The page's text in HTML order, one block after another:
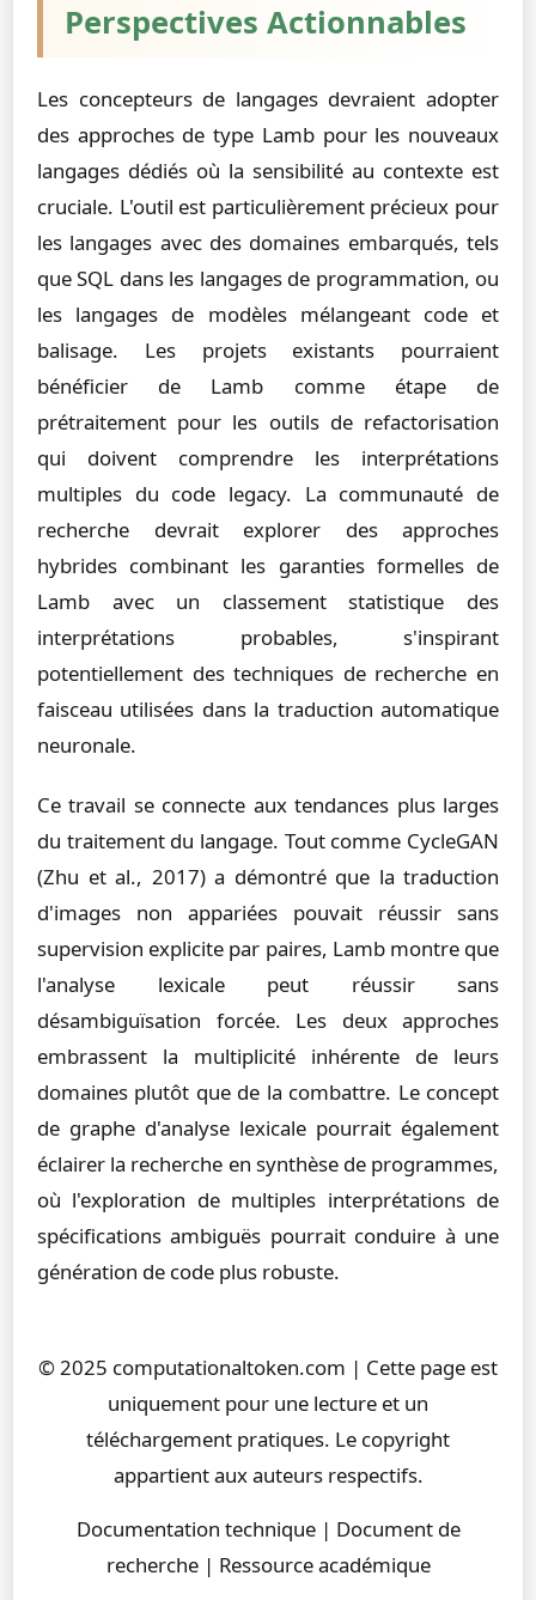
Perspectives Actionnables
Les concepteurs de langages devraient adopter
des approches de type Lamb pour les nouveaux
langages dédiés où la sensibilité au contexte est
cruciale. L'outil est particulièrement précieux pour
les langages avec des domaines embarqués, tels
que SQL dans les langages de programmation, ou
les langages de modèles mélangeant code et
balisage. Les projets existants pourraient
bénéficier de Lamb comme étape de
prétraitement pour les outils de refactorisation
qui doivent comprendre les interprétations
multiples du code legacy. La communauté de
recherche devrait explorer des approches
hybrides combinant les garanties formelles de
Lamb avec un classement statistique des
interprétations probables, s'inspirant
potentiellement des techniques de recherche en
faisceau utilisées dans la traduction automatique
neuronale.
Ce travail se connecte aux tendances plus larges
du traitement du langage. Tout comme CycleGAN
(Zhu et al., 2017) a démontré que la traduction
d'images non appariées pouvait réussir sans
supervision explicite par paires, Lamb montre que
l'analyse lexicale peut réussir sans
désambiguïsation forcée. Les deux approches
embrassent la multiplicité inhérente de leurs
domaines plutôt que de la combattre. Le concept
de graphe d'analyse lexicale pourrait également
éclairer la recherche en synthèse de programmes,
où l'exploration de multiples interprétations de
spécifications ambiguës pourrait conduire à une
génération de code plus robuste.
© 2025 computationaltoken.com | Cette page est
uniquement pour une lecture et un
téléchargement pratiques. Le copyright
appartient aux auteurs respectifs.
Documentation technique | Document de
recherche | Ressource académique